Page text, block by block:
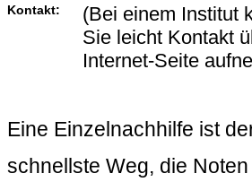
Kontakt:
(Bei einem Institut
Sie leicht Kontakt
Internet-Seite
Eine Einzelnachhilfe ist
schnellste Weg, die